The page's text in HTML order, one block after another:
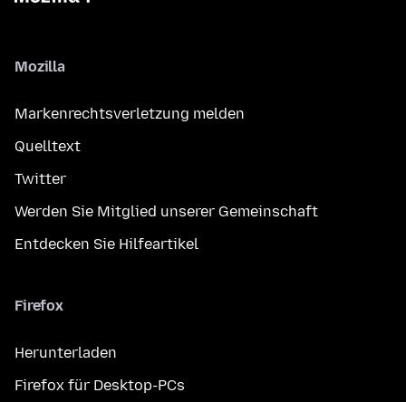
Mozilla
Markenrechtsverletzung melden
Quelltext
Twitter
Werden Sie Mitglied unserer Gemeinschaft
Entdecken Sie Hilfeartikel
Firefox
Herunterladen
Firefox für Desktop-PCs